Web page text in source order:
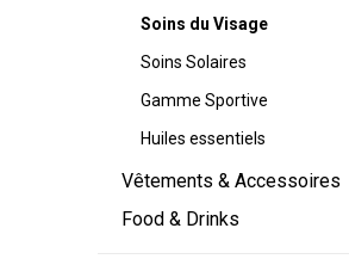
Soins du Visage
Soins Solaires
Gamme Sportive
Huiles essentiels
Vêtements & Accessoires
Food & Drinks